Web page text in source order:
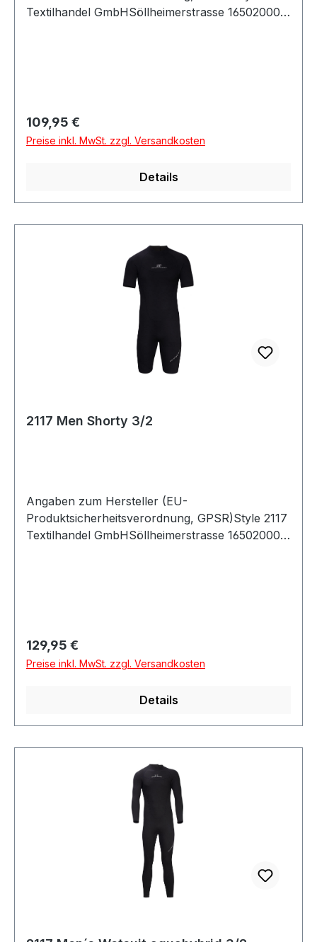
Textilhandel GmbHSöllheimerstrasse 16502000
Regulärer Preis:
109,95 €
Preise inkl. MwSt. zzgl. Versandkosten
Details
2117 Men Shorty 3/2
Angaben zum Hersteller (EU-
Produktsicherheitsverordnung, GPSR)Style 2117
Textilhandel GmbHSöllheimerstrasse 16502000
Regulärer Preis:
129,95 €
Preise inkl. MwSt. zzgl. Versandkosten
Details